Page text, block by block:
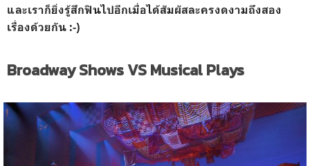
และเราก็ยิ่งรู้สึกฟินไปอีกเมื่อได้สัมผัสละครงดงามถึงสอง
เรื่องด้วยกัน :-)
Broadway Shows VS Musical Plays